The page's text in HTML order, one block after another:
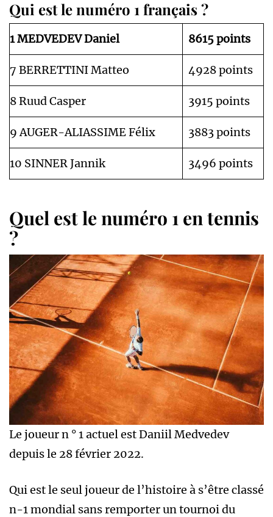
Qui est le numéro 1 français ?
1 MEDVEDEV Daniel 8615 points
7 BERRETTINI Matteo 4928 points
8 Ruud Casper 3915 points
9 AUGER-ALIASSIME Félix 3883 points
10 SINNER Jannik 3496 points
Quel est le numéro 1 en tennis
?
Le joueur n ° 1 actuel est Daniil Medvedev
depuis le 28 février 2022.
Qui est le seul joueur de l’histoire à s’être classé
n-1 mondial sans remporter un tournoi du